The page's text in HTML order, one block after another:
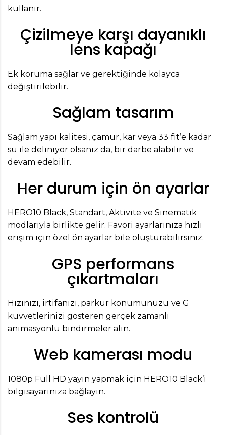
kullanır.
Çizilmeye karşı dayanıklı
lens kapağı
Ek koruma sağlar ve gerektiğinde kolayca
değiştirilebilir.
Sağlam tasarım
Sağlam yapı kalitesi, çamur, kar veya 33 fit’e kadar
su ile deliniyor olsanız da, bir darbe alabilir ve
devam edebilir.
Her durum için ön ayarlar
HERO10 Black, Standart, Aktivite ve Sinematik
modlarıyla birlikte gelir. Favori ayarlarınıza hızlı
erişim için özel ön ayarlar bile oluşturabilirsiniz.
GPS performans
çıkartmaları
Hızınızı, irtifanızı, parkur konumunuzu ve G
kuvvetlerinizi gösteren gerçek zamanlı
animasyonlu bindirmeler alın.
Web kamerası modu
1080p Full HD yayın yapmak için HERO10 Black’i
bilgisayarınıza bağlayın.
Ses kontrolü